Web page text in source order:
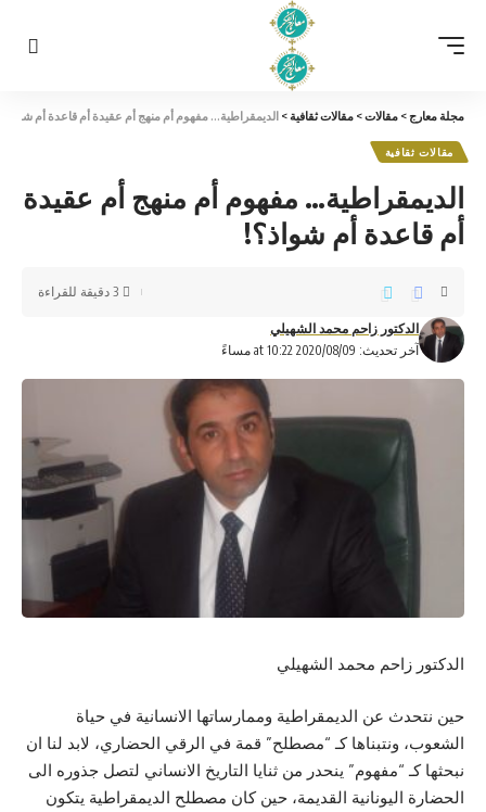
مجلة معارج> مقالات> مقالات ثقافية> الديمقراطية… مفهوم أم منهج أم عقيدة أم قاعدة أم
مقالات ثقافية
الديمقراطية… مفهوم أم منهج أم عقيدة
أم قاعدة أم شواذ؟!
آخر تحديث: 2020/08/09 at 10:22 مساءً
الدكتور زاحم محمد الشهيلي
3 دقيقة للقراءة
الدكتور زاحم محمد الشهيلي
حين نتحدث عن الديمقراطية وممارساتها الانسانية في حياة
الشعوب، ونتبناها كـ “مصطلح” قمة في الرقي الحضاري، لابد لنا ان
نبحثها كـ “مفهوم” ينحدر من ثنايا التاريخ الانساني لتصل جذوره الى
الحضارة اليونانية القديمة، حين كان مصطلح الديمقراطية يتكون